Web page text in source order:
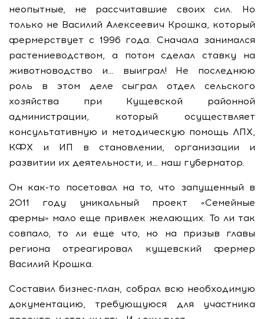
неопытные, не рассчитавшие своих сил. Но
только не Василий Алексеевич Крошка, который
фермерствует с 1996 года. Сначала занимался
растениеводством, а потом сделал ставку на
животноводство и… выиграл! Не последнюю
роль в этом деле сыграл отдел сельского
хозяйства при Кущевской районной
администрации, который осуществляет
консультативную и методическую помощь ЛПХ,
КФХ и ИП в становлении, организации и
развитии их деятельности, и… наш губернатор.
Он как-то посетовал на то, что запущенный в
2011 году уникальный проект «Семейные
фермы» мало еще привлек желающих. То ли так
совпало, то ли еще что, но на призыв главы
региона отреагировал кущевский фермер
Василий Крошка.
Составил бизнес-план, собрал всю необходимую
документацию, требующуюся для участника